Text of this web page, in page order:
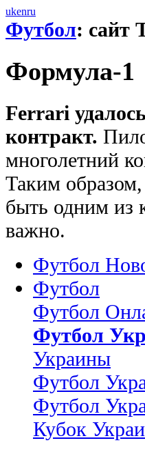
ukenru
Футбол: сайт
Формула-1
Ferrari
контракт.
многолетний
Таким
быть одним из
важно.
Футбол
Футбол
Футбол
Футбол
Украины
Футбол
Футбол
Кубок